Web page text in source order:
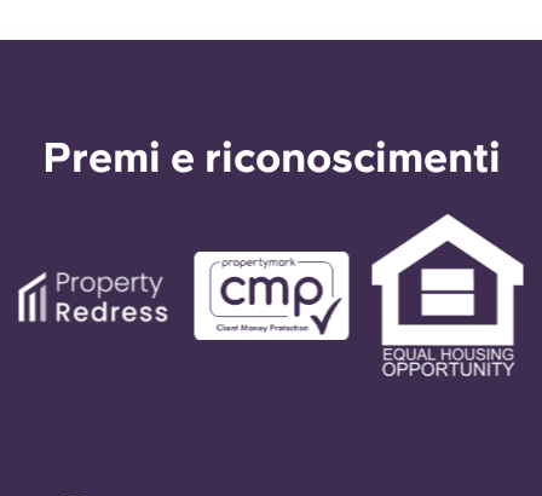
Premi e riconoscimenti